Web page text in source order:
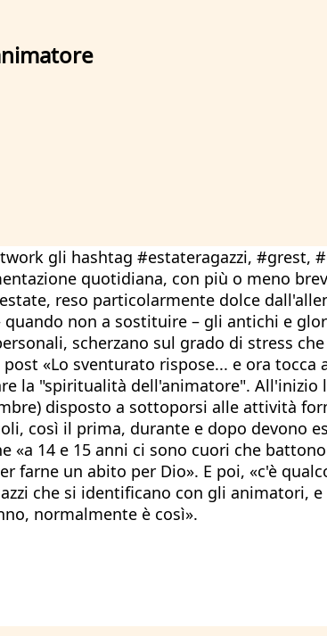
gli hashtag #estateragazzi, #grest,
quotidiana, con più o meno
reso particolarmente dolce
non a sostituire – gli antichi e
scherzano sul grado di stress
«Lo sventurato rispose... e ora tocca
la "spiritualità dell'animatore".
disposto a sottoporsi alle attività
così il prima, durante e dopo devono
«a 14 e 15 anni ci sono cuori che
farne un abito per Dio». E poi, «c'è
che si identificano con gli animatori,
normalmente è così».